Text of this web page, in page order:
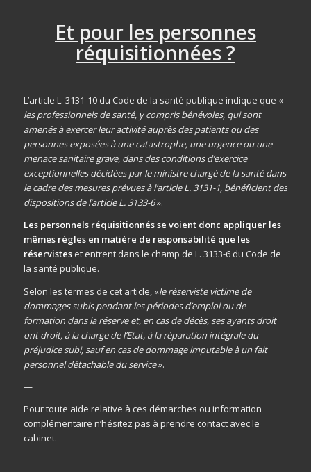
Et pour les personnes
réquisitionnées ?
L’article L. 3131-10 du Code de la santé publique indique que «
les professionnels de santé, y compris bénévoles, qui sont
amenés à exercer leur activité auprès des patients ou des
personnes exposées à une catastrophe, une urgence ou une
menace sanitaire grave, dans des conditions d’exercice
exceptionnelles décidées par le ministre chargé de la santé dans
le cadre des mesures prévues à l’article L. 3131-1, bénéficient des
dispositions de l’article L. 3133-6».
Les personnels réquisitionnés se voient donc appliquer les
mêmes règles en matière de responsabilité que les
réservisteset entrent dans le champ de L. 3133-6 du Code de
la santé publique.
Selon les termes de cet article, «le réserviste victime de
dommages subis pendant les périodes d’emploi ou de
formation dans la réserve et, en cas de décès, ses ayants droit
ont droit, à la charge de l’Etat, à la réparation intégrale du
préjudice subi, sauf en cas de dommage imputable à un fait
personnel détachable du service».
—
Pour toute aide relative à ces démarches ou information
complémentaire n’hésitez pas à prendre contact avec le
cabinet.